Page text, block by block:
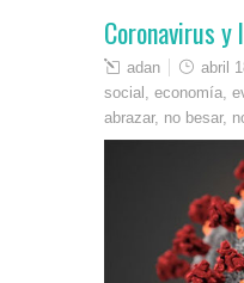
Coronavirus
adan abril
social , economía,
abrazar, no besar,